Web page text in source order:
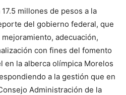
millones de pesos a la
del gobierno federal, que
adecuación,
con fines del fomento
la alberca olímpica Morelos
a la gestión que en
Administración de la